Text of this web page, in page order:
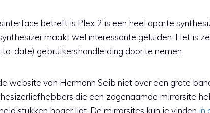
betreft is Plex 2 is een heel aparte
maakt wel interessante geluiden. Het is
date) gebruikershandleiding door te nemen.
website van Hermann Seib niet over een grote
die een zogenaamde mirrorsite